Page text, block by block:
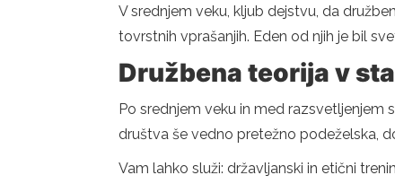
V srednjem veku, kljub dejstvu, da
tovrstnih vprašanjih. Eden od njih je bil
Družbena teorija v
Po srednjem veku in med razsvetljenjem
društva še vedno pretežno podeželska,
Vam lahko služi: državljanski in etični